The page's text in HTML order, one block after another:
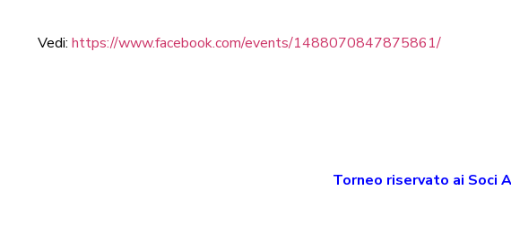
Vedi: https://www.facebook.com/events/1488070847875861/
Torneo riservato ai Soci